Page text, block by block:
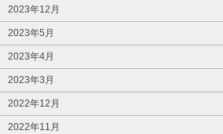
2023年12月
2023年5月
2023年4月
2023年3月
2022年12月
2022年11月